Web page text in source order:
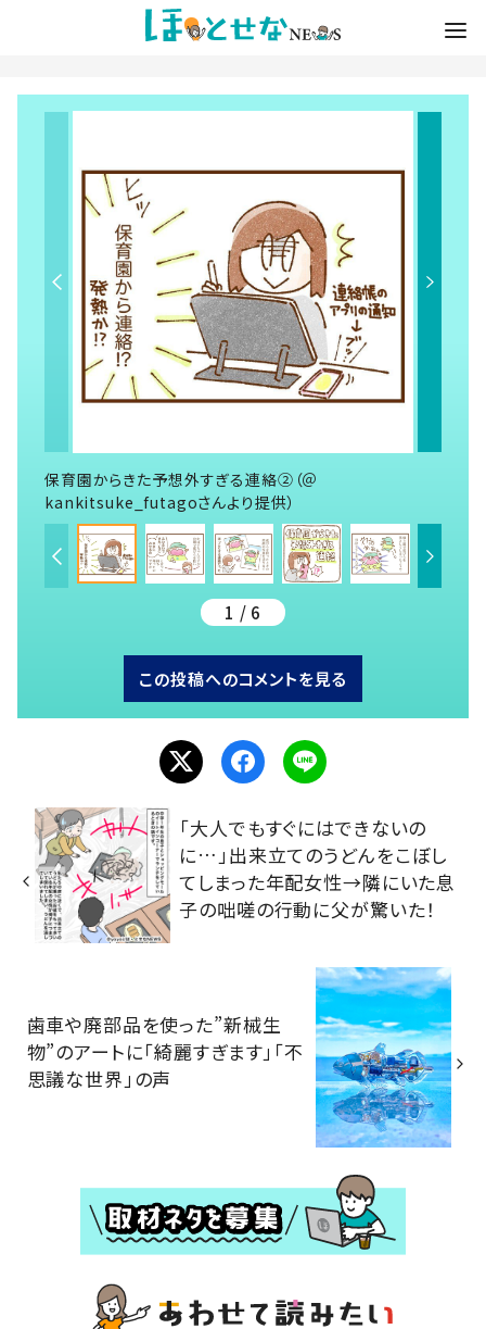
保育園からきた予想外すぎる連絡②（＠
kankitsuke_futagoさんより提供）
1 / 6
この投稿へのコメントを見る
「大人でもすぐにはできないの
に…」出来立てのうどんをこぼし
てしまった年配女性→隣にいた息
子の咄嗟の行動に父が驚いた！
歯車や廃部品を使った”新械生
物”のアートに「綺麗すぎます」「不
思議な世界」の声